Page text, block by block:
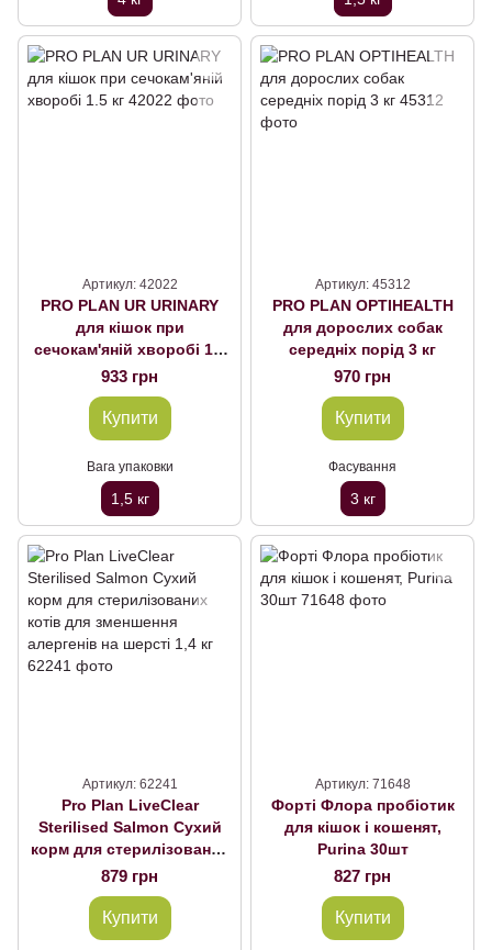
Артикул: 42022
PRO PLAN UR URINARY
для кішок при
сечокам'яній хворобі 1.5
кг
933 грн
Купити
Вага упаковки
1,5 кг
Артикул: 45312
PRO PLAN OPTIHEALTH
для дорослих собак
середніх порід 3 кг
970 грн
Купити
Фасування
3 кг
Артикул: 62241
Pro Plan LiveClear
Sterilised Salmon Сухий
корм для стерилізованих
котів для зменшення
алергенів на шерсті 1,4 кг
879 грн
Купити
Артикул: 71648
Форті Флора пробіотик
для кішок і кошенят,
Purina 30шт
827 грн
Купити